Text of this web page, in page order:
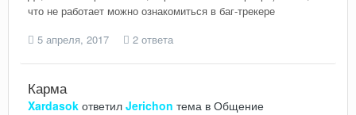
что не работает можно ознакомиться в баг-трекере
5 апреля, 2017
2 ответа
Карма
Xardasok ответил Jerichon тема в Общение